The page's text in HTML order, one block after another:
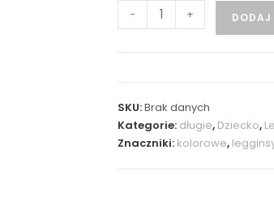
- + DODAJ
SKU:Brak danych
Kategorie: długie, Dziecko,
Znaczniki: kolorowe,